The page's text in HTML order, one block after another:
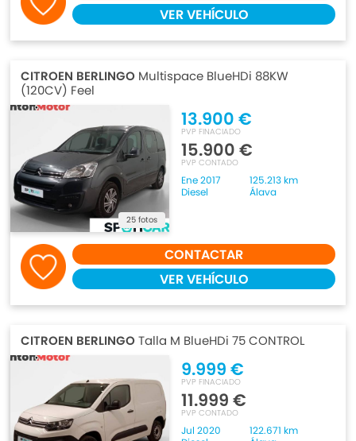
VER VEHÍCULO
CITROEN BERLINGO Multispace BlueHDi 88KW
(120CV) Feel
25 fotos
13.900 €
PVP FINACIADO
15.900 €
PVP CONTADO
Ene 2017
125.213 km
Diesel
Álava
CONTACTAR
VER VEHÍCULO
CITROEN BERLINGOTalla M BlueHDi 75 CONTROL
9.999 €
PVP FINACIADO
11.999 €
PVP CONTADO
Jul 2020
122.671 km